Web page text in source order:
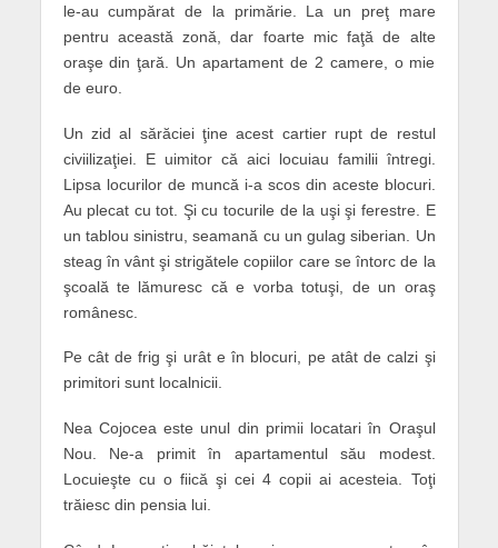
le-au cumpărat de la primărie. La un preţ mare
pentru această zonă, dar foarte mic faţă de alte
oraşe din ţară. Un apartament de 2 camere, o mie
de euro.
Un zid al sărăciei ţine acest cartier rupt de restul
civiilizaţiei. E uimitor că aici locuiau familii întregi.
Lipsa locurilor de muncă i-a scos din aceste blocuri.
Au plecat cu tot. Şi cu tocurile de la uşi şi ferestre. E
un tablou sinistru, seamană cu un gulag siberian. Un
steag în vânt şi strigătele copiilor care se întorc de la
şcoală te lămuresc că e vorba totuşi, de un oraş
românesc.
Pe cât de frig şi urât e în blocuri, pe atât de calzi şi
primitori sunt localnicii.
Nea Cojocea este unul din primii locatari în Oraşul
Nou. Ne-a primit în apartamentul său modest.
Locuieşte cu o fiică şi cei 4 copii ai acesteia. Toţi
trăiesc din pensia lui.